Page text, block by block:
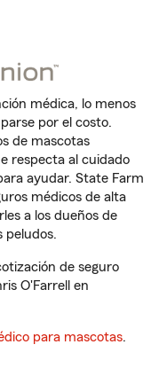
médica, lo menos
por el costo.
de mascotas
respecta al cuidado
ayudar. State Farm
médicos de alta
a los dueños de
peludos.
de seguro
O'Farrell en
para mascotas.